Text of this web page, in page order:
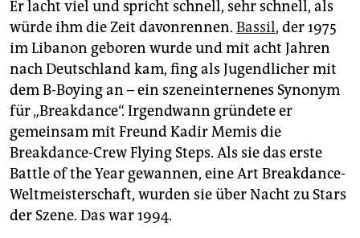
Er lacht viel und spricht schnell, sehr schnell, als
würde ihm die Zeit davonrennen. Bassil, der 1975
im Libanon geboren wurde und mit acht Jahren
nach Deutschland kam, fing als Jugendlicher mit
dem B-Boying an – ein szeneinternenes Synonym
für „Breakdance“. Irgendwann gründete er
gemeinsam mit Freund Kadir Memis die
Breakdance-Crew Flying Steps. Als sie das erste
Battle of the Year gewannen, eine Art Breakdance-
Weltmeisterschaft, wurden sie über Nacht zu Stars
der Szene. Das war 1994.